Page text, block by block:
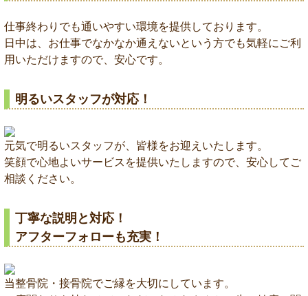
仕事終わりでも通いやすい環境を提供しております。
日中は、お仕事でなかなか通えないという方でも気軽にご利
用いただけますので、安心です。
明るいスタッフが対応！
元気で明るいスタッフが、皆様をお迎えいたします。
笑顔で心地よいサービスを提供いたしますので、安心してご
相談ください。
丁寧な説明と対応！
アフターフォローも充実！
当整骨院・接骨院でご縁を大切にしています。